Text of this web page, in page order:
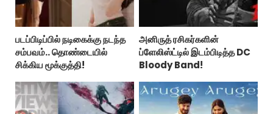
படப்பிடிப்பில் நடிகைக்கு நடந்த
சம்பவம்.. தொண்டையில்
சிக்கிய மூக்குத்தி!
அனிருத் ரசிகர்களின்
ப்ளேலிஸ்ட்டில் இடம்பிடித்த DC
Bloody Band!